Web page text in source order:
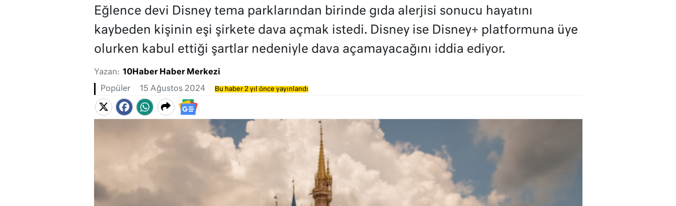
Eğlence devi Disney tema parklarından birinde gıda alerjisi sonucu hayatını
kaybeden kişinin eşi şirkete dava açmak istedi. Disney ise Disney+ platformuna üye
olurken kabul ettiği şartlar nedeniyle dava açamayacağını iddia ediyor.
Yazan: 10Haber Haber Merkezi
Popüler 15 Ağustos 2024 Bu haber 2 yıl önce yayınlandı